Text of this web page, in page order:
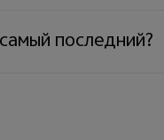
последний?